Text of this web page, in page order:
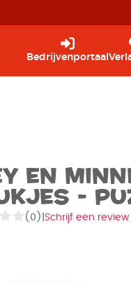
Bedrijvenportaal
en
-
(0) Schrijf een review